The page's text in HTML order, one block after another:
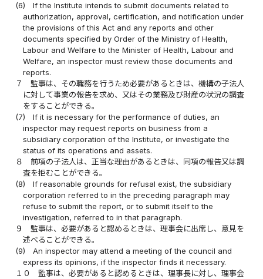
(6)
If the Institute intends to submit documents related to
authorization, approval, certification, and notification under
the provisions of this Act and any reports and other
documents specified by Order of the Ministry of Health,
Labour and Welfare to the Minister of Health, Labour and
Welfare, an inspector must review those documents and
reports.
７
監事は、その職務を行うため必要があるときは、機構の子法人
に対して事業の報告を求め、又はその業務及び財産の状況の調査
をすることができる。
(7)
If it is necessary for the performance of duties, an
inspector may request reports on business from a
subsidiary corporation of the Institute, or investigate the
status of its operations and assets.
８
前項の子法人は、正当な理由があるときは、同項の報告又は調
査を拒むことができる。
(8)
If reasonable grounds for refusal exist, the subsidiary
corporation referred to in the preceding paragraph may
refuse to submit the report, or to submit itself to the
investigation, referred to in that paragraph.
９
監事は、必要があると認めるときは、理事会に出席し、意見を
述べることができる。
(9)
An inspector may attend a meeting of the council and
express its opinions, if the inspector finds it necessary.
１０
監事は、必要があると認めるときは、理事長に対し、理事会